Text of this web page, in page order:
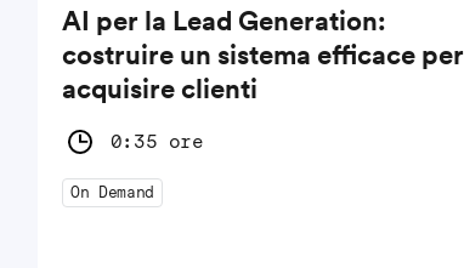
AI per la Lead Generation:
costruire un sistema efficace per
acquisire clienti
0:35 ore
On Demand